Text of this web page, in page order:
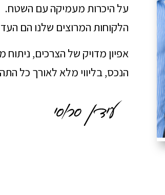
על היכרות מעמיקה עם השטח.
הלקוחות המרוצים שלנו הם
אפיון מדויק של הצרכים,
הנכס, בליווי מלא לאורך כל